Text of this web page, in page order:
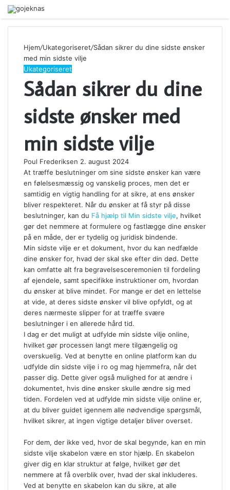
Menu
Hjem/Ukategoriseret/Sådan sikrer du dine sidste ønsker
med min sidste vilje
Ukategoriseret
Sådan sikrer du dine
sidste ønsker med
min sidste vilje
Poul Frederiksen 2. august 2024
At træffe beslutninger om sine sidste ønsker kan være
en følelsesmæssig og vanskelig proces, men det er
samtidig en vigtig handling for at sikre, at ens ønsker
bliver respekteret. Når du ønsker at få styr på disse
beslutninger, kan du Få hjælp til Min sidste vilje, hvilket
gør det nemmere at formulere og fastlægge dine ønsker
på en måde, der er tydelig og juridisk bindende.
Min sidste vilje er et dokument, hvor du kan nedfælde
dine ønsker for, hvad der skal ske efter din død. Dette
kan omfatte alt fra begravelsesceremonien til fordeling
af ejendele, samt specifikke instruktioner om, hvordan
du ønsker at blive mindet. For mange er det en lettelse
at vide, at deres sidste ønsker vil blive opfyldt, og at
deres nærmeste slipper for at træffe svære
beslutninger i en allerede hård tid.
I dag er det muligt at udfylde min sidste vilje online,
hvilket gør processen langt mere tilgængelig og
overskuelig. Ved at benytte en online platform kan du
udfylde din sidste vilje i ro og mag hjemmefra, når det
passer dig. Dette giver også mulighed for at ændre i
dokumentet, hvis dine ønsker skulle ændre sig med
tiden. Fordelen ved at udfylde min sidste vilje online er,
at du bliver guidet igennem alle nødvendige spørgsmål,
hvilket sikrer, at ingen vigtige detaljer bliver overset.
For dem, der ikke ved, hvor de skal begynde, kan en min
sidste vilje skabelon være en stor hjælp. En skabelon
giver dig en klar struktur at følge, hvilket gør det
nemmere at få overblik over, hvad der skal inkluderes.
Ved at benytte en skabelon kan du sikre, at alle